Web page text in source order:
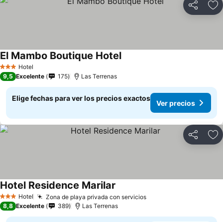
Compartir
3 Estrellas
Hotel
El Mambo Boutique HotelVer precios
9,5 Excelente 175 Las Terrenas
Elige fechas para ver los precios exactos
Ver precios
Compartir
3 Estrellas
Hotel Zona de playa privada con serviciosVer precios
Hotel Residence Marilar
8,8 Excelente 389 Las Terrenas